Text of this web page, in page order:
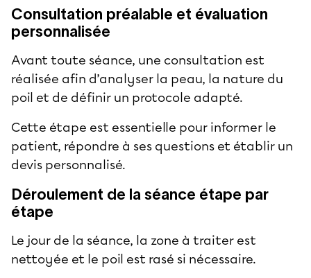
Consultation préalable et évaluation
personnalisée
Avant toute séance, une consultation est
réalisée afin d’analyser la peau, la nature du
poil et de définir un protocole adapté.
Cette étape est essentielle pour informer le
patient, répondre à ses questions et établir un
devis personnalisé.
Déroulement de la séance étape par
étape
Le jour de la séance, la zone à traiter est
nettoyée et le poil est rasé si nécessaire.